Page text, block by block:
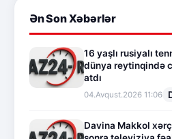
Ən Son Xəbərlər
16 yaşlı rusiyalı
dünya reytinqində
atdı
04.Avqust.2026 11:06
Davina Makkol